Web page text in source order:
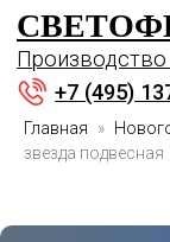
Производство и
+7 (495) 137-95-
+7
Главная
звезда подвесная